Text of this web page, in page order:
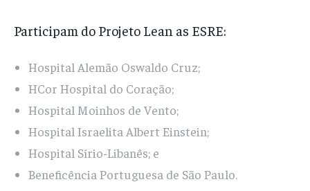
Participam do Projeto Lean as ESRE:
Hospital Alemão Oswaldo Cruz;
HCor Hospital do Coração;
Hospital Moinhos de Vento;
Hospital Israelita Albert Einstein;
Hospital Sírio-Libanês; e
Beneficência Portuguesa de São Paulo.